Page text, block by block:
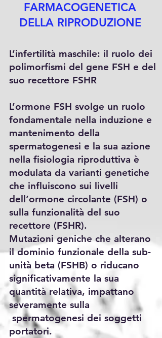
FARMACOGENETICA
DELLA RIPRODUZIONE
L’infertilità maschile: il ruolo dei
polimorfismi del gene FSH e del
suo recettore FSHR
L’ormone FSH svolge un ruolo
fondamentale nella induzione e
mantenimento della
spermatogenesi e la sua azione
nella fisiologia riproduttiva è
modulata da varianti genetiche
che influiscono sui livelli
dell’ormone circolante (FSH) o
sulla funzionalità del suo
recettore (FSHR).
Mutazioni geniche che alterano
il dominio funzionale della sub-
unità beta (FSHB) o riducano
significativamente la sua
quantità relativa, impattano
severamente sulla
spermatogenesi dei soggetti
portatori.